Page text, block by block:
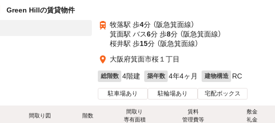
Green Hillの賃貸物件
牧落駅 歩4分 （阪急箕面線）
箕面駅 バス6分 歩8分 （阪急箕面線）
桜井駅 歩15分 （阪急箕面線）
大阪府箕面市桜１丁目
総階数 4階建 築年数 4年4ヶ月 建物構造 RC
駐車場あり 駐輪場あり 宅配ボックス
間取り図 階数
間取り
専有面積
賃料
管理費等
敷金
礼金